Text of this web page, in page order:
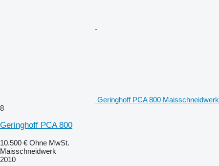
Geringhoff PCA 800 Maisschneidwerk
8
Geringhoff PCA 800
10.500 € Ohne MwSt.
Maisschneidwerk
2010